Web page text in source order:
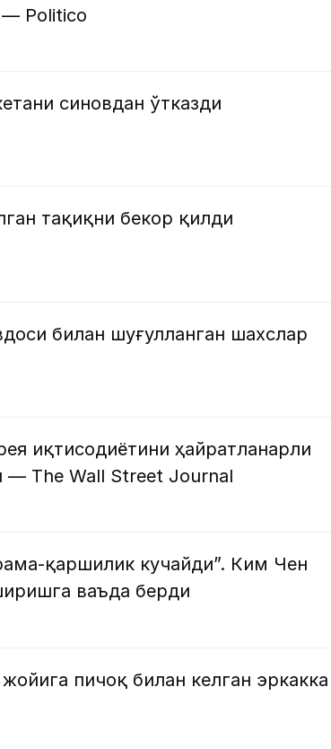
— Politico
синовдан ўтказди
тақиқни бекор қилди
билан шуғулланган шахслар
иқтисодиётини ҳайратланарли
The Wall Street Journal
қаршилик кучайди”. Ким Чен
ваъда берди
пичоқ билан келган эркакка